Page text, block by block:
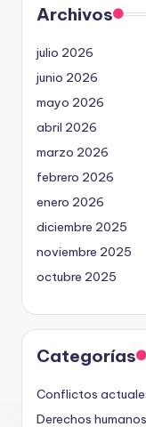
Archivos
julio 2026
junio 2026
mayo 2026
abril 2026
marzo 2026
febrero 2026
enero 2026
diciembre 2025
noviembre 2025
octubre 2025
Categorías
Conflictos
Derechos